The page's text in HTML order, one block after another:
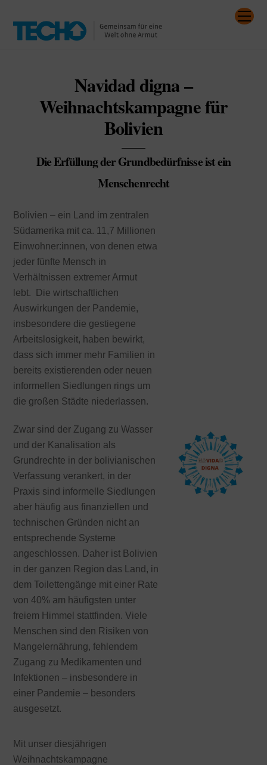
content
Navidad digna –
Weihnachtskampagne für
Bolivien
Die Erfüllung der Grundbedürfnisse ist ein
Menschenrecht
Bolivien – ein Land im zentralen
Südamerika mit ca. 11,7 Millionen
Einwohner:innen, von denen etwa
jeder fünfte Mensch in
Verhältnissen extremer Armut
lebt. Die wirtschaftlichen
Auswirkungen der Pandemie,
insbesondere die gestiegene
Arbeitslosigkeit, haben bewirkt,
dass sich immer mehr Familien in
bereits existierenden oder neuen
informellen Siedlungen rings um
die großen Städte niederlassen.
Zwar sind der Zugang zu Wasser
und der Kanalisation als
Grundrechte in der bolivianischen
Verfassung verankert, in der
Praxis sind informelle Siedlungen
aber häufig aus finanziellen und
technischen Gründen nicht an
entsprechende Systeme
angeschlossen. Daher ist Bolivien
in der ganzen Region das Land, in
dem Toilettengänge mit einer Rate
von 40% am häufigsten unter
freiem Himmel stattfinden. Viele
Menschen sind den Risiken von
Mangelernährung, fehlendem
Zugang zu Medikamenten und
Infektionen – insbesondere in
einer Pandemie – besonders
ausgesetzt.
Mit unser diesjährigen
Weihnachtskampagne